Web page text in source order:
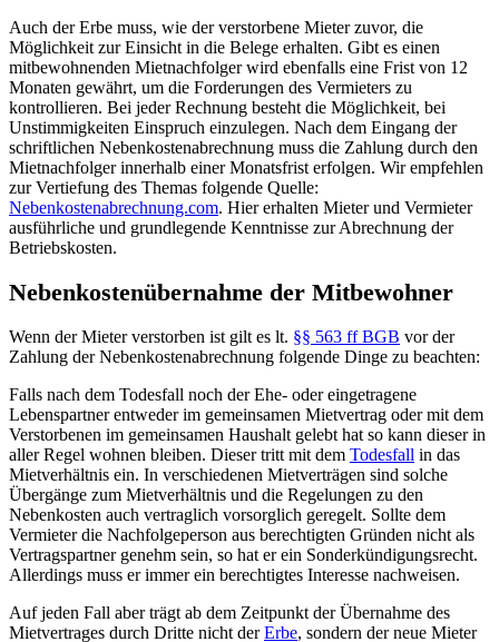
Auch der Erbe muss, wie der verstorbene Mieter zuvor, die
Möglichkeit zur Einsicht in die Belege erhalten. Gibt es einen
mitbewohnenden Mietnachfolger wird ebenfalls eine Frist von 12
Monaten gewährt, um die Forderungen des Vermieters zu
kontrollieren. Bei jeder Rechnung besteht die Möglichkeit, bei
Unstimmigkeiten Einspruch einzulegen. Nach dem Eingang der
schriftlichen Nebenkostenabrechnung muss die Zahlung durch den
Mietnachfolger innerhalb einer Monatsfrist erfolgen. Wir empfehlen
zur Vertiefung des Themas folgende Quelle:
Nebenkostenabrechnung.com. Hier erhalten Mieter und Vermieter
ausführliche und grundlegende Kenntnisse zur Abrechnung der
Betriebskosten.
Nebenkostenübernahme der Mitbewohner
Wenn der Mieter verstorben ist gilt es lt. §§ 563 ff BGB vor der
Zahlung der Nebenkostenabrechnung folgende Dinge zu beachten:
Falls nach dem Todesfall noch der Ehe- oder eingetragene
Lebenspartner entweder im gemeinsamen Mietvertrag oder mit dem
Verstorbenen im gemeinsamen Haushalt gelebt hat so kann dieser in
aller Regel wohnen bleiben. Dieser tritt mit dem Todesfall in das
Mietverhältnis ein. In verschiedenen Mietverträgen sind solche
Übergänge zum Mietverhältnis und die Regelungen zu den
Nebenkosten auch vertraglich vorsorglich geregelt. Sollte dem
Vermieter die Nachfolgeperson aus berechtigten Gründen nicht als
Vertragspartner genehm sein, so hat er ein Sonderkündigungsrecht.
Allerdings muss er immer ein berechtigtes Interesse nachweisen.
Auf jeden Fall aber trägt ab dem Zeitpunkt der Übernahme des
Mietvertrages durch Dritte nicht derErbe, sondern der neue Mieter